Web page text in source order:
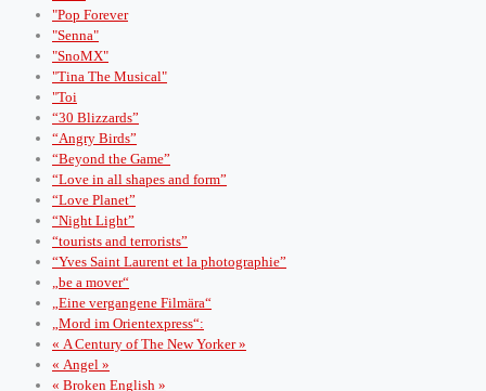
"Pop Forever
"Senna"
"SnoMX"
"Tina The Musical"
"Toi
“30 Blizzards”
“Angry Birds”
“Beyond the Game”
“Love in all shapes and form”
“Love Planet”
“Night Light”
“tourists and terrorists”
“Yves Saint Laurent et la photographie”
„be a mover“
„Eine vergangene Filmära“
„Mord im Orientexpress“:
« A Century of The New Yorker »
« Angel »
« Broken English »